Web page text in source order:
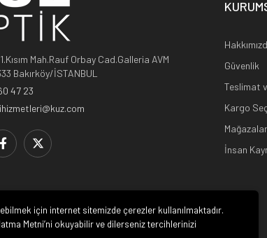
Mah.Rauf Orbay Cad.Galleria AVM
Bakırköy/İSTANBUL
47 23
Güvenlik
Teslimat
Kargo
İnsan
için internet sitemizde çerezler kullanılmaktadır.
Metni’ni okuyabilir ve dilerseniz tercihlerinizi